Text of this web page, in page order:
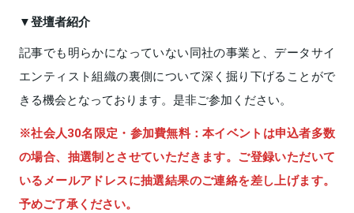
▼登壇者紹介
記事でも明らかになっていない同社の事業と、データサイ
エンティスト組織の裏側について深く掘り下げることがで
きる機会となっております。是非ご参加ください。
※社会人30名限定・参加費無料：本イベントは申込者多数
の場合、抽選制とさせていただきます。ご登録いただいて
いるメールアドレスに抽選結果のご連絡を差し上げます。
予めご了承ください。